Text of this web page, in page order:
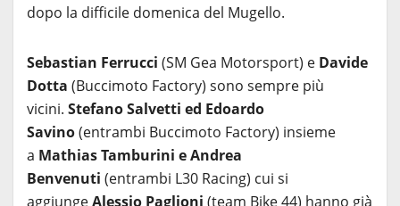
dopo la difficile domenica del Mugello.
Sebastian Ferrucci (SM Gea Motorsport) e Davide
Dotta (Buccimoto Factory) sono sempre più
vicini. Stefano Salvetti ed Edoardo
Savino(entrambi Buccimoto Factory) insieme
a Mathias Tamburini e Andrea
Benvenuti (entrambi L30 Racing) cui si
aggiungeAlessio Paglioni (team Bike 44) hanno già